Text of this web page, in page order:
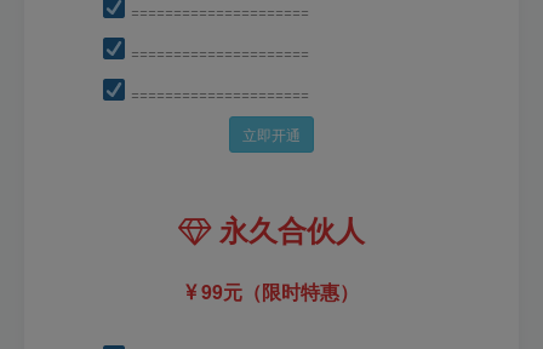
=====================
=====================
=====================
立即开通
永久合伙人
99元（限时特惠）